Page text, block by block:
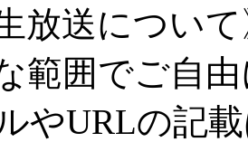
放送につい
範囲でご自
やURLの記